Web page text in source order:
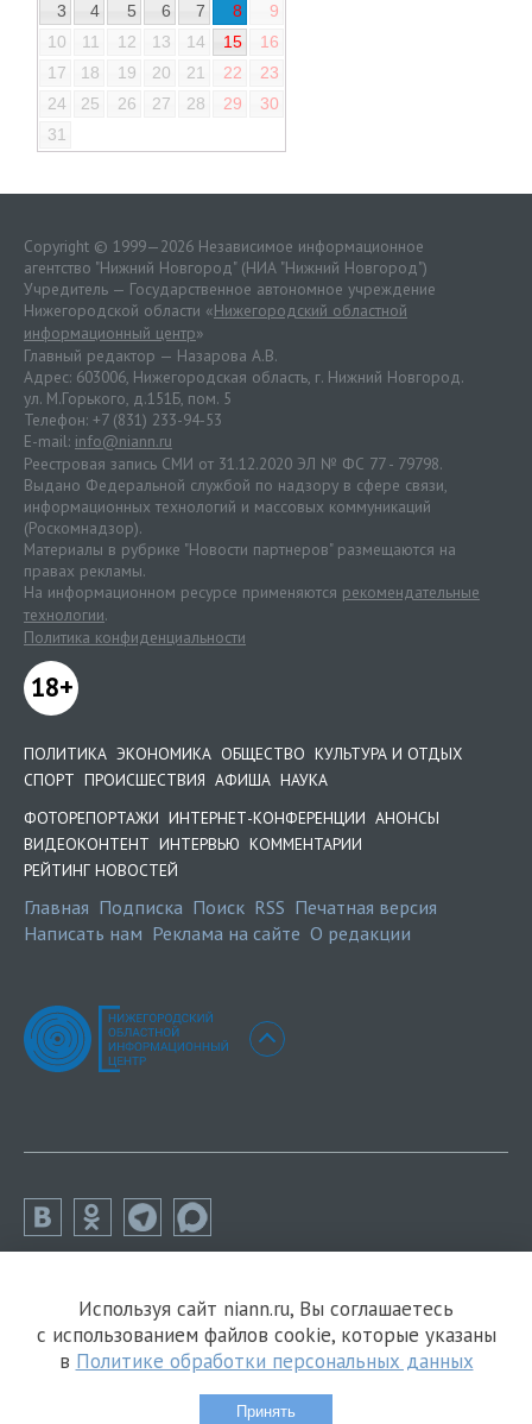
3
4 5 6 7 8
9
10
11 12 13 14 15
16
17
18 19 20 21 22
23
24
25 26 27 28 29
30
31
Copyright © 1999—2026 Независимое информационное
агентство "Нижний Новгород" (НИА "Нижний Новгород")
Учредитель — Государственное автономное учреждение
Нижегородской области «Нижегородский областной
информационный центр»
Главный редактор — Назарова А.В.
Адрес: 603006, Нижегородская область, г. Нижний Новгород.
ул. М.Горького, д.151Б, пом. 5
Телефон: +7 (831) 233-94-53
E-mail: info@niann.ru
Реестровая запись СМИ от 31.12.2020 ЭЛ № ФС 77 - 79798.
Выдано Федеральной службой по надзору в сфере связи,
информационных технологий и массовых коммуникаций
(Роскомнадзор).
Материалы в рубрике "Новости партнеров" размещаются на
правах рекламы.
На информационном ресурсе применяются рекомендательные
технологии.
Политика конфиденциальности
18+
ПОЛИТИКА ЭКОНОМИКА ОБЩЕСТВО КУЛЬТУРА И ОТДЫХ
СПОРТ ПРОИСШЕСТВИЯ АФИША НАУКА
ФОТОРЕПОРТАЖИ ИНТЕРНЕТ-КОНФЕРЕНЦИИ АНОНСЫ
ВИДЕОКОНТЕНТ ИНТЕРВЬЮ КОММЕНТАРИИ
РЕЙТИНГ НОВОСТЕЙ
Главная Подписка Поиск RSS Печатная версия
Написать нам Реклама на сайте О редакции
Используя сайт niann.ru, Вы соглашаетесь
с использованием файлов cookie, которые указаны
в Политике обработки персональных данных
Принять